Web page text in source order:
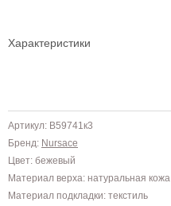
Характеристики
Артикул: B59741к3
Бренд: Nursace
Цвет: бежевый
Материал верха: натуральная кожа
Материал подкладки: текстиль